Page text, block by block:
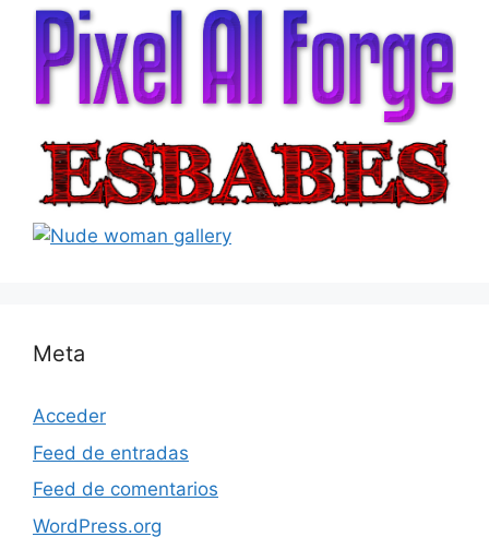
Meta
Acceder
Feed de entradas
Feed de comentarios
WordPress.org